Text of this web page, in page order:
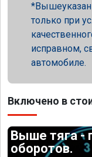
только при
исправном,
автомобиле.
Включено в
Выше тяга -
оборотов.